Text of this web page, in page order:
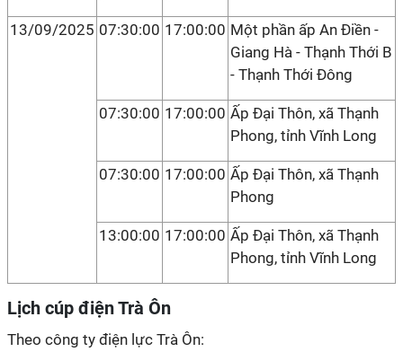
13/09/2025 07:30:00 17:00:00 Một phần ấp An Điền -
Giang Hà - Thạnh Thới B
- Thạnh Thới Đông
07:30:00 17:00:00 Ấp Đại Thôn, xã Thạnh
Phong, tỉnh Vĩnh Long
07:30:00 17:00:00 Ấp Đại Thôn, xã Thạnh
Phong
13:00:00 17:00:00 Ấp Đại Thôn, xã Thạnh
Phong, tỉnh Vĩnh Long
Lịch cúp điện Trà Ôn
Theo công ty điện lực Trà Ôn: